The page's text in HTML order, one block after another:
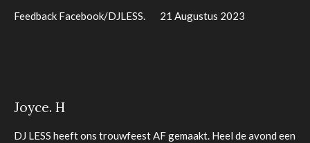
Feedback Facebook/DJLESS. 21 Augustus 2023
Joyce. H
DJ LESS heeft ons trouwfeest AF gemaakt. Heel de avond een